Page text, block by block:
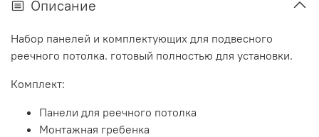
Описание
Набор панелей и комплектующих для подвесного
реечного потолка. готовый полностью для установки.
Комплект:
Панели для реечного потолка
Монтажная гребенка